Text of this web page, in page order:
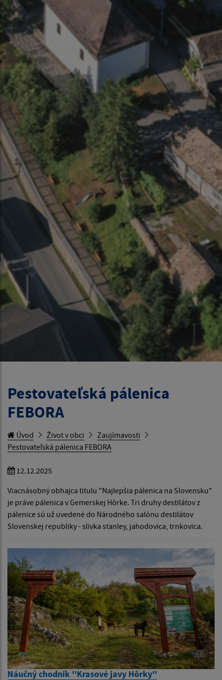
Pestovateľská pálenica
FEBORA
Úvod Život v obci
Zaujímavosti
Pestovateľská pálenica FEBORA
12.12.2025
Viacnásobný obhajca titulu "Najlepšia pálenica na Slovensku"
je práve pálenica v Gemerskej Hôrke. Tri druhy destilátov z
pálenice sú už uvedené do Národného salónu destilátov
Slovenskej republiky - slivka stanley, jahodovica, trnkovica.
Náučný chodník ''Krasové javy Hôrky''